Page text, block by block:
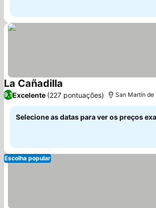
La Cañadilla
9,1Excelente (227 pontuações) San Martín de
Selecione as datas para ver os preços
Escolha popular